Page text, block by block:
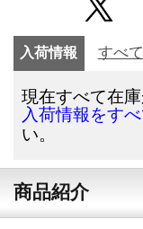
入荷情報 すべ
現在すべて在庫
入荷情報をす
い。
商品紹介